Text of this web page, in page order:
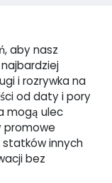
aby nasz
i rozrywka na
od daty i pory
mogą ulec
promowe
statków innych
bez